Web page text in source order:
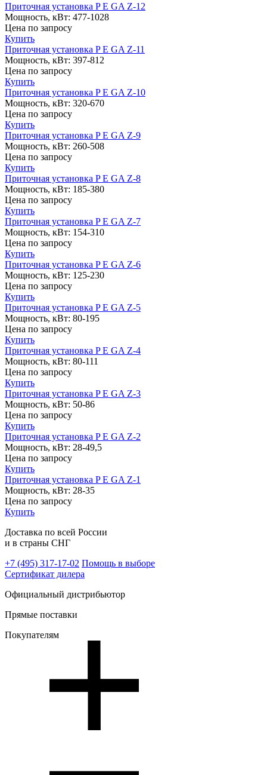
Приточная установка P E GA Z-12
Мощность, кВт: 477-1028
Цена по запросу
Купить
Приточная установка P E GA Z-11
Мощность, кВт: 397-812
Цена по запросу
Купить
Приточная установка P E GA Z-10
Мощность, кВт: 320-670
Цена по запросу
Купить
Приточная установка P E GA Z-9
Мощность, кВт: 260-508
Цена по запросу
Купить
Приточная установка P E GA Z-8
Мощность, кВт: 185-380
Цена по запросу
Купить
Приточная установка P E GA Z-7
Мощность, кВт: 154-310
Цена по запросу
Купить
Приточная установка P E GA Z-6
Мощность, кВт: 125-230
Цена по запросу
Купить
Приточная установка P E GA Z-5
Мощность, кВт: 80-195
Цена по запросу
Купить
Приточная установка P E GA Z-4
Мощность, кВт: 80-111
Цена по запросу
Купить
Приточная установка P E GA Z-3
Мощность, кВт: 50-86
Цена по запросу
Купить
Приточная установка P E GA Z-2
Мощность, кВт: 28-49,5
Цена по запросу
Купить
Приточная установка P E GA Z-1
Мощность, кВт: 28-35
Цена по запросу
Купить
Доставка по всей России
и в страны СНГ
+7 (495) 317-17-02 Помощь в выборе
Сертификат дилера
Официальный дистрибьютор
Прямые поставки
Покупателям